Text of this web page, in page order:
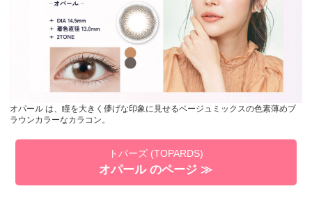
オパール は、瞳を大きく儚げな印象に見せるベージュミックスの色素薄めブ
ラウンカラーなカラコン。
トパーズ (TOPARDS)
オパール のページ ≫